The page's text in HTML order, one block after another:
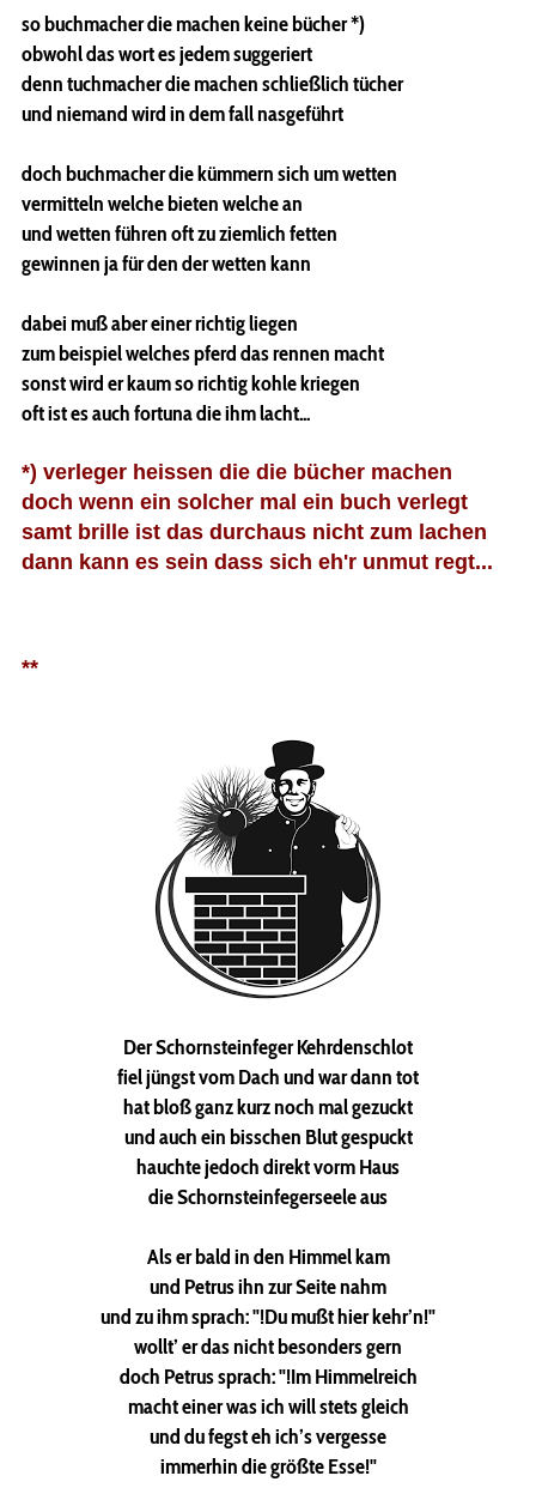
so buchmacher die machen keine bücher *)
obwohl das wort es jedem suggeriert
denn tuchmacher die machen schließlich tücher
und niemand wird in dem fall nasgeführt
doch buchmacher die kümmern sich um wetten
vermitteln welche bieten welche an
und wetten führen oft zu ziemlich fetten
gewinnen ja für den der wetten kann
dabei muß aber einer richtig liegen
zum beispiel welches pferd das rennen macht
sonst wird er kaum so richtig kohle kriegen
oft ist es auch fortuna die ihm lacht...
*) verleger heissen die die bücher machen
doch wenn ein solcher mal ein buch verlegt
samt brille ist das durchaus nicht zum lachen
dann kann es sein dass sich eh'r unmut regt...
**
Der Schornsteinfeger Kehrdenschlot
fiel jüngst vom Dach und war dann tot
hat bloß ganz kurz noch mal gezuckt
und auch ein bisschen Blut gespuckt
hauchte jedoch direkt vorm Haus
die Schornsteinfegerseele aus
Als er bald in den Himmel kam
und Petrus ihn zur Seite nahm
und zu ihm sprach: "!Du mußt hier kehr’n!"
wollt’ er das nicht besonders gern
doch Petrus sprach: "!Im Himmelreich
macht einer was ich will stets gleich
und du fegst eh ich’s vergesse
immerhin die größte Esse!"